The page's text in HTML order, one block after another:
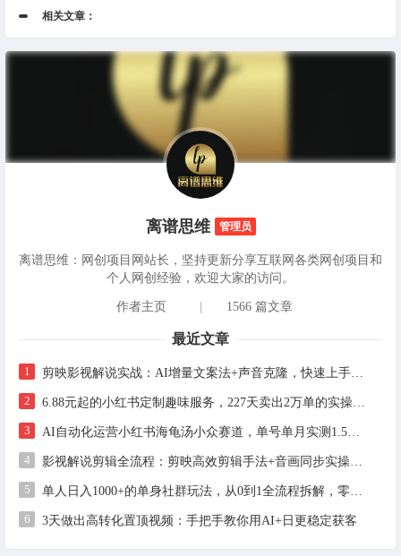
相关文章：
离谱思维 管理员
离谱思维：网创项目网站长，坚持更新分享互联网各类网创项目和
个人网创经验，欢迎大家的访问。
作者主页 1566 篇文章
最近文章
1
2
3
4
5
6 3天做出高转化置顶视频：手把手教你用AI+日更稳定获客